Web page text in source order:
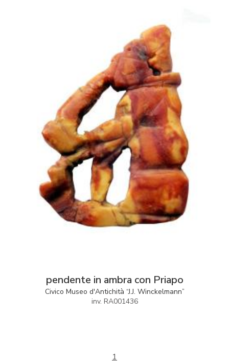
pendente in ambra con Priapo
Civico Museo d'Antichità “J.J. Winckelmann”
inv. RA001436
1